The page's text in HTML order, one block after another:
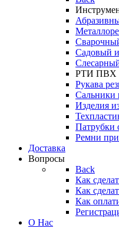
Садовый
РТИ ПВХ
Рукава
Сальники
Изделия
Патрубки
Ремни
Доставка
Вопросы
Back
Как
Как
Как
О Нас